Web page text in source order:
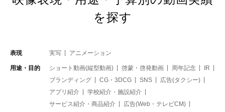
を探す
表現 実写 アニメーション
用途・目的 ショート動画(縦型動画) 啓蒙・啓発動画 周年記念
IR
ブランディング
CG・3DCG SNS
広告(タクシー)
アプリ紹介
学校紹介・施設紹介
サービス紹介・商品紹介
広告(Web・テレビCM)